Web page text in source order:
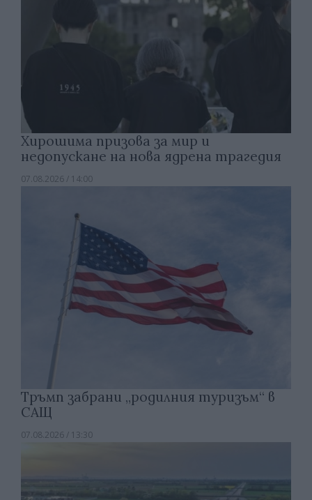
Хирошима призова за мир и
недопускане на нова ядрена трагедия
07.08.2026 / 14:00
Тръмп забрани „родилния туризъм“ в
САЩ
07.08.2026 / 13:30